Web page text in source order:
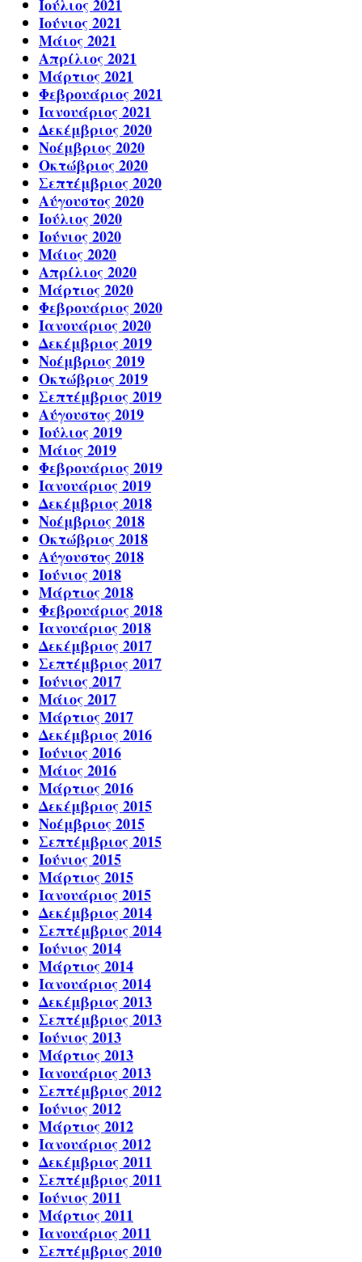
Ιούλιος 2021
Ιούνιος 2021
Μάιος 2021
Απρίλιος 2021
Μάρτιος 2021
Φεβρουάριος 2021
Ιανουάριος 2021
Δεκέμβριος 2020
Νοέμβριος 2020
Οκτώβριος 2020
Σεπτέμβριος 2020
Αύγουστος 2020
Ιούλιος 2020
Ιούνιος 2020
Μάιος 2020
Απρίλιος 2020
Μάρτιος 2020
Φεβρουάριος 2020
Ιανουάριος 2020
Δεκέμβριος 2019
Νοέμβριος 2019
Οκτώβριος 2019
Σεπτέμβριος 2019
Αύγουστος 2019
Ιούλιος 2019
Μάιος 2019
Φεβρουάριος 2019
Ιανουάριος 2019
Δεκέμβριος 2018
Νοέμβριος 2018
Οκτώβριος 2018
Αύγουστος 2018
Ιούνιος 2018
Μάρτιος 2018
Φεβρουάριος 2018
Ιανουάριος 2018
Δεκέμβριος 2017
Σεπτέμβριος 2017
Ιούνιος 2017
Μάιος 2017
Μάρτιος 2017
Δεκέμβριος 2016
Ιούνιος 2016
Μάιος 2016
Μάρτιος 2016
Δεκέμβριος 2015
Νοέμβριος 2015
Σεπτέμβριος 2015
Ιούνιος 2015
Μάρτιος 2015
Ιανουάριος 2015
Δεκέμβριος 2014
Σεπτέμβριος 2014
Ιούνιος 2014
Μάρτιος 2014
Ιανουάριος 2014
Δεκέμβριος 2013
Σεπτέμβριος 2013
Ιούνιος 2013
Μάρτιος 2013
Ιανουάριος 2013
Σεπτέμβριος 2012
Ιούνιος 2012
Μάρτιος 2012
Ιανουάριος 2012
Δεκέμβριος 2011
Σεπτέμβριος 2011
Ιούνιος 2011
Μάρτιος 2011
Ιανουάριος 2011
Σεπτέμβριος 2010